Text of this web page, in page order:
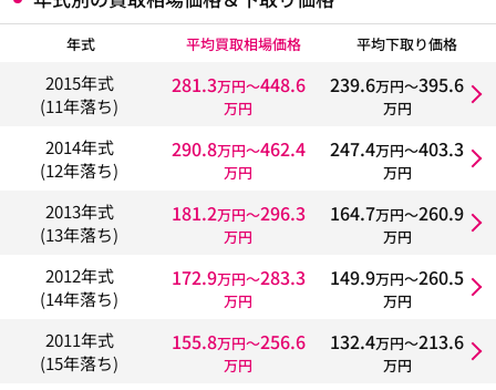
年式 平均買取相場価格 平均下取り価格
2015年式
(11年落ち)
281.3万円〜448.6
万円
239.6万円〜395.6
万円
2014年式
(12年落ち)
290.8万円〜462.4
万円
247.4万円〜403.3
万円
2013年式
(13年落ち)
181.2万円〜296.3
万円
164.7万円〜260.9
万円
2012年式
(14年落ち)
172.9万円〜283.3
万円
149.9万円〜260.5
万円
2011年式
(15年落ち)
155.8万円〜256.6
万円
132.4万円〜213.6
万円